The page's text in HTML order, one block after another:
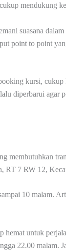
mendukung
suasana
point to point
kursi,
diperbarui agar
membutuhkan
RT 7 RW 12,
10 malam.
untuk
22.00 malam.